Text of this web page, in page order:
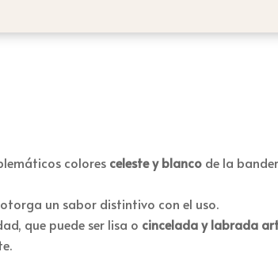
alpaca
colores celeste y blanco de la
un sabor distintivo con el uso.
que puede ser lisa o cincelada y labrada